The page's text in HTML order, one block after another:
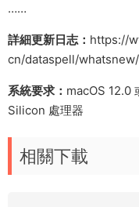
……
詳細更新日志： https://
cn/dataspell/whatsnew/
系統要求： macOS 12.0
Silicon 處理器
相關下載